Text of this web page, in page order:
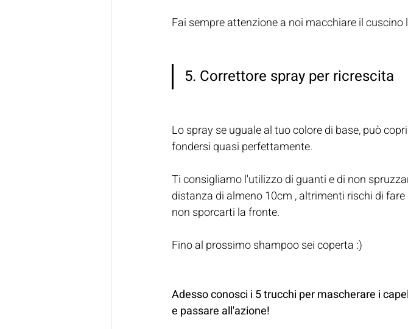
Fai sempre attenzione a noi macchiare il cuscino
5. Correttore spray per ricrescita
Lo spray se uguale al tuo colore di base, può
fondersi quasi perfettamente.
Ti consigliamo l'utilizzo di guanti e di non
distanza di almeno 10cm , altrimenti rischi di
non sporcarti la fronte.
Fino al prossimo shampoo sei coperta :)
Adesso conosci i 5 trucchi per mascherare i
e passare all'azione!